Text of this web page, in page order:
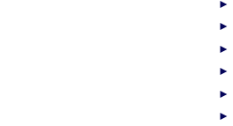
►
►
►
►
►
►